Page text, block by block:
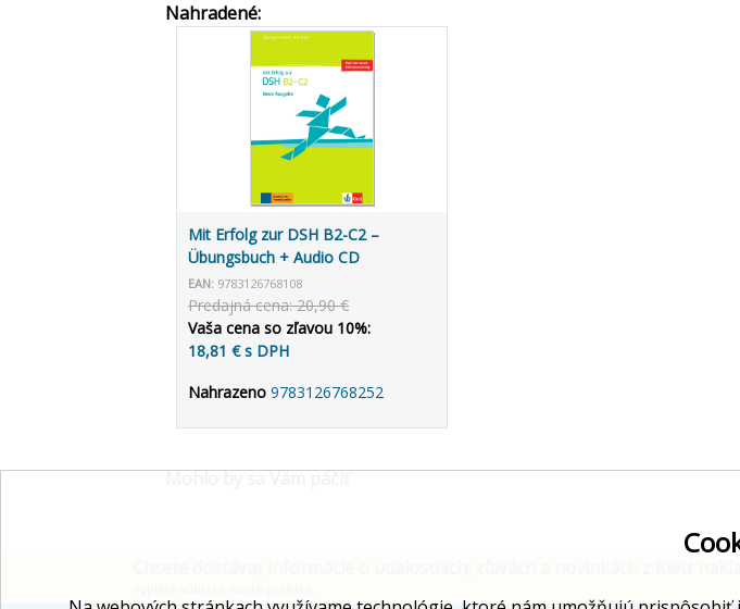
Nahradené:
Mit Erfolg zur DSH B2-C2 –
Übungsbuch + Audio CD
EAN: 9783126768108
Predajná cena: 20,90 €
Vaša cena so zľavou 10%:
18,81 € s DPH
Nahrazeno 9783126768252
Mohlo by sa Vám páčiť